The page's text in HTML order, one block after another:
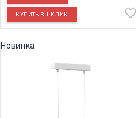
Новинка